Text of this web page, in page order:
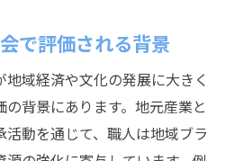
してやりがいを感じる瞬間
続けるための心構え
で評価される背景
域経済や文化の発展に大きく
背景にあります。地元産業と
動を通じて、職人は地域ブラ